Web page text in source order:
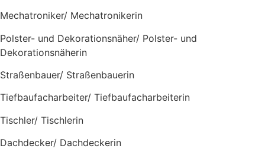
Mechatroniker/ Mechatronikerin
Polster- und Dekorationsnäher/ Polster- und
Dekorationsnäherin
Straßenbauer/ Straßenbauerin
Tiefbaufacharbeiter/ Tiefbaufacharbeiterin
Tischler/ Tischlerin
Dachdecker/ Dachdeckerin